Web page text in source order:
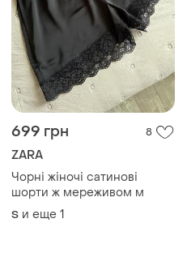
699 грн 8
ZARA
Чорні жіночі сатинові
шорти ж мереживом м
S и еще 1